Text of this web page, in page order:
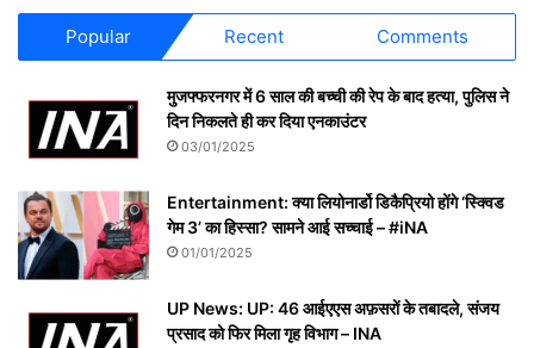
Popular Recent Comments
मुजफ्फरनगर में 6 साल की बच्ची की रेप के बाद हत्या, पुलिस ने
दिन निकलते ही कर दिया एनकाउंटर
03/01/2025
Entertainment: क्या लियोनार्डो डिकैप्रियो होंगे ‘स्क्विड
गेम 3’ का हिस्सा? सामने आई सच्चाई – #iNA
01/01/2025
UP News: UP: 46 आईएएस अफ़सरों के तबादले, संजय
प्रसाद को फिर मिला गृह विभाग – INA